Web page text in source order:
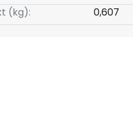
(kg):
0,607